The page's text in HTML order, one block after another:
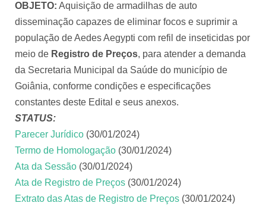
OBJETO: Aquisição de armadilhas de auto
disseminação capazes de eliminar focos e suprimir a
população de Aedes Aegypti com refil de inseticidas por
meio de Registro de Preços, para atender a demanda
da Secretaria Municipal da Saúde do município de
Goiânia, conforme condições e especificações
constantes deste Edital e seus anexos.
STATUS:
Parecer Jurídico (30/01/2024)
Termo de Homologação (30/01/2024)
Ata da Sessão (30/01/2024)
Ata de Registro de Preços (30/01/2024)
Extrato das Atas de Registro de Preços (30/01/2024)